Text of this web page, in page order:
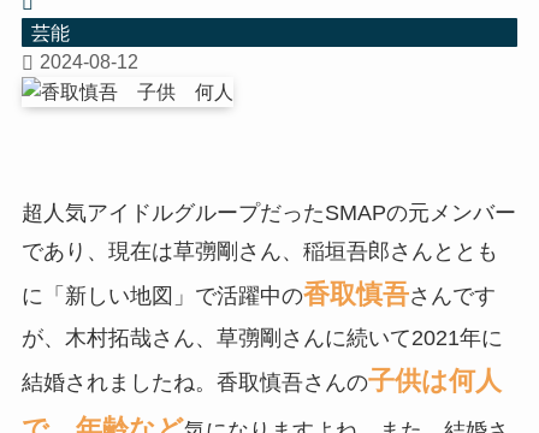
芸能
2024-08-12
超人気アイドルグループだったSMAPの元メンバー
であり、現在は草彅剛さん、稲垣吾郎さんととも
に「新しい地図」で活躍中の香取慎吾さんです
が、木村拓哉さん、草彅剛さんに続いて2021年に
結婚されましたね。香取慎吾さんの子供は何人